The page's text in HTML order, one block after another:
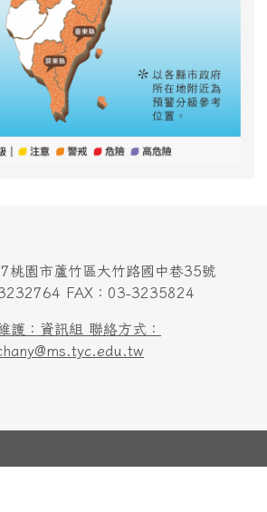
桃園市蘆竹區大竹路國中巷35號
FAX：03-3235824
護：資訊組 聯絡方式：